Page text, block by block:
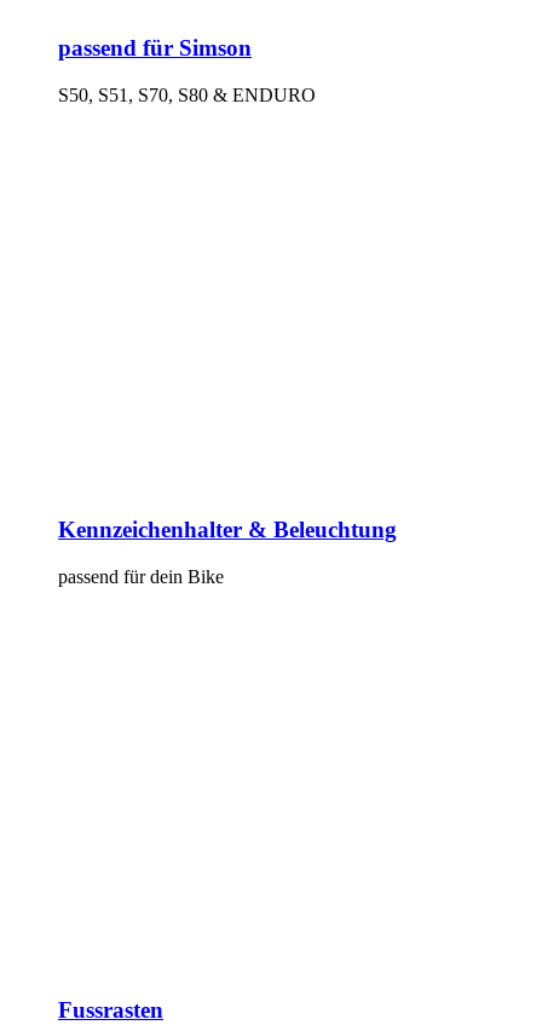
passend für Simson
S50, S51, S70, S80 & ENDURO
Kennzeichenhalter & Beleuchtung
passend für dein Bike
Fussrasten